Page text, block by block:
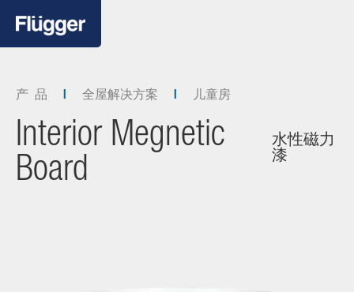
产 品 全屋解决方案 儿童房
Interior Megnetic
Board
水性磁力
漆